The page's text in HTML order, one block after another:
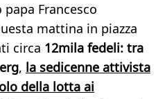
Francesco
mattina in piazza
circa 12mila fedeli: tra
, la sedicenne attivista
della lotta ai